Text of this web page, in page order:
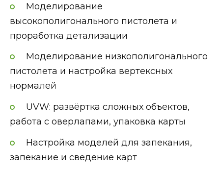
Моделирование
высокополигонального пистолета и
проработка детализации
Моделирование низкополигонального
пистолета и настройка вертексных
нормалей
UVW: развёртка сложных объектов,
работа с оверлапами, упаковка карты
Настройка моделей для запекания,
запекание и сведение карт